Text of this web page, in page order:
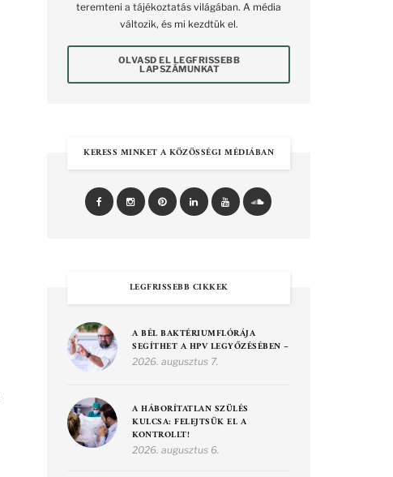
teremteni a tájékoztatás világában. A média
változik, és mi kezdtük el.
OLVASD EL LEGFRISSEBB
LAPSZÁMUNKAT
KERESS MINKET A KÖZÖSSÉGI MÉDIÁBAN
LEGFRISSEBB CIKKEK
A BÉL BAKTÉRIUMFLÓRÁJA
SEGÍTHET A HPV LEGYŐZÉSÉBEN –
2026. augusztus 7.
A HÁBORÍTATLAN SZÜLÉS
KULCSA: FELEJTSÜK EL A
KONTROLLT!
2026. augusztus 6.